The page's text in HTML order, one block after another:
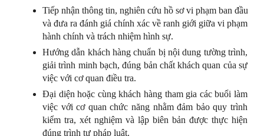
Tiếp nhận thông tin, nghiên cứu hồ sơ vi phạm ban đầu
và đưa ra đánh giá chính xác về ranh giới giữa vi phạm
hành chính và trách nhiệm hình sự.
Hướng dẫn khách hàng chuẩn bị nội dung tường trình,
giải trình minh bạch, đúng bản chất khách quan của sự
việc với cơ quan điều tra.
Đại diện hoặc cùng khách hàng tham gia các buổi làm
việc với cơ quan chức năng nhằm đảm bảo quy trình
kiểm tra, xét nghiệm và lập biên bản được thực hiện
đúng trình tự pháp luật.